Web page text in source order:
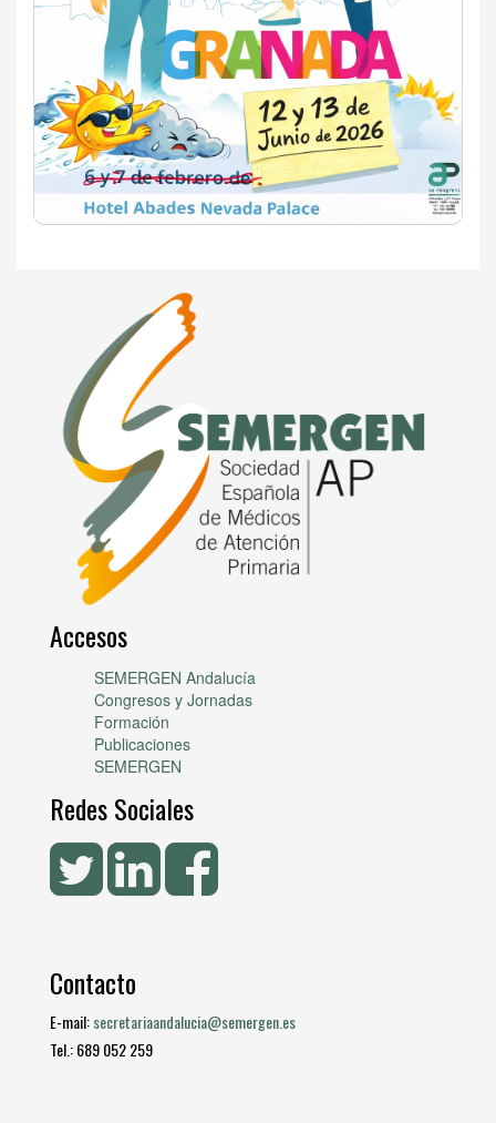
Accesos
SEMERGEN Andalucía
Congresos y Jornadas
Formación
Publicaciones
SEMERGEN
Redes Sociales
Contacto
E-mail:secretariaandalucia@semergen.es
Tel.: 689 052 259